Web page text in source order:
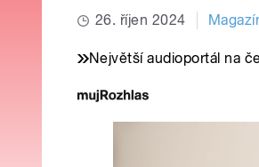
26. říjen 2024
Největší audioportál na